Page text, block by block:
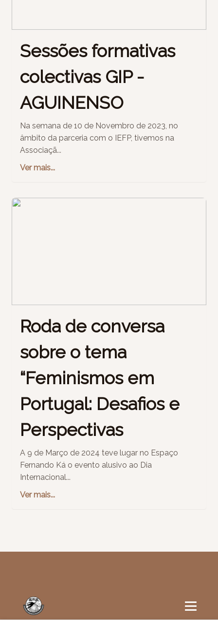
Sessões formativas
colectivas GIP -
AGUINENSO
Na semana de 10 de Novembro de 2023, no
âmbito da parceria com o IEFP, tivemos na
Associaçã...
Ver mais...
Roda de conversa
sobre o tema
“Feminismos em
Portugal: Desafios e
Perspectivas
A 9 de Março de 2024 teve lugar no Espaço
Fernando Ká o evento alusivo ao Dia
Internacional...
Ver mais...